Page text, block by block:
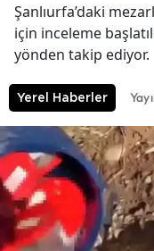
Şanlıurfa’daki
için inceleme
yönden takip ediyor.
Yerel Haberler